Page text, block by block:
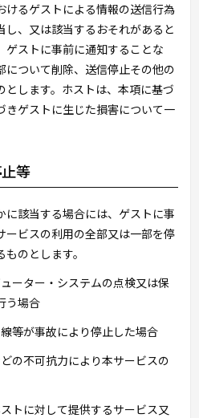
けるゲストによる情報の送信行為
、又は該当するおそれがあると
ゲストに事前に通知することな
について削除、送信停止その他の
します。ホストは、本項に基づ
きゲストに生じた損害について一
等
に該当する場合には、ゲストに事
ービスの利用の全部又は一部を停
のとします。
ーター・システムの点検又は保
う場合
等が事故により停止した場合
の不可抗力により本サービスの
トに対して提供するサービス又